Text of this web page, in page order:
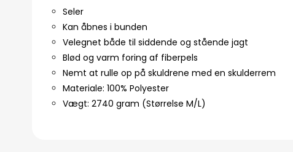
Seler
Kan åbnes i bunden
Velegnet både til siddende og stående jagt
Blød og varm foring af fiberpels
Nemt at rulle op på skuldrene med en skulderrem
Materiale: 100% Polyester
Vægt: 2740 gram (Størrelse M/L)